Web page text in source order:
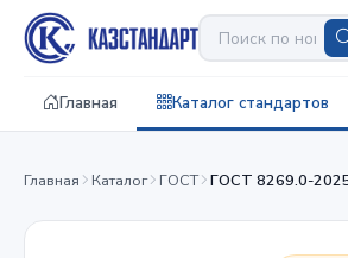
Главная Каталог стандартов
Главная Каталог ГОСТ ГОСТ 8269.0-